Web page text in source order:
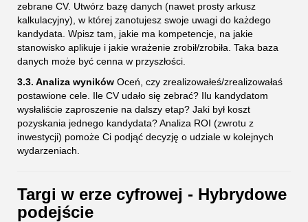
zebrane CV. Utwórz bazę danych (nawet prosty arkusz
kalkulacyjny), w której zanotujesz swoje uwagi do każdego
kandydata. Wpisz tam, jakie ma kompetencje, na jakie
stanowisko aplikuje i jakie wrażenie zrobił/zrobiła. Taka baza
danych może być cenna w przyszłości.
3.3. Analiza wyników Oceń, czy zrealizowałeś/zrealizowałaś
postawione cele. Ile CV udało się zebrać? Ilu kandydatom
wysłaliście zaproszenie na dalszy etap? Jaki był koszt
pozyskania jednego kandydata? Analiza ROI (zwrotu z
inwestycji) pomoże Ci podjąć decyzję o udziale w kolejnych
wydarzeniach.
Targi w erze cyfrowej - Hybrydowe
podejście